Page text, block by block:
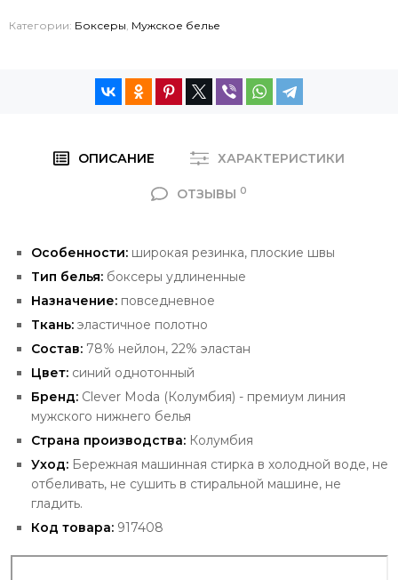
Категории: Боксеры, Мужское белье
ОПИСАНИЕ ХАРАКТЕРИСТИКИ
ОТЗЫВЫ 0
Особенности: широкая резинка, плоские швы
Тип белья: боксеры удлиненные
Назначение: повседневное
Ткань: эластичное полотно
Состав: 78% нейлон, 22% эластан
Цвет: синий однотонный
Бренд: Clever Moda (Колумбия) - премиум линия
мужского нижнего белья
Страна производства: Колумбия
Уход: Бережная машинная стирка в холодной воде, не
отбеливать, не сушить в стиральной машине, не
гладить.
Код товара: 917408